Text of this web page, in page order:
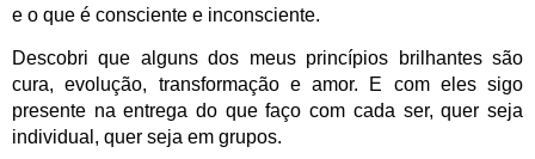
e o que é consciente e inconsciente.
Descobri que alguns dos meus princípios brilhantes são
cura, evolução, transformação e amor. E com eles sigo
presente na entrega do que faço com cada ser, quer seja
individual, quer seja em grupos.